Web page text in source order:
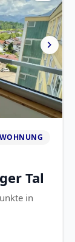
chevron_right
Tal
in